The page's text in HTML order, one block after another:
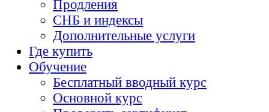
Продления
СНБ и индексы
Дополнительные услуги
Где купить
Обучение
Бесплатный вводный курс
Основной курс